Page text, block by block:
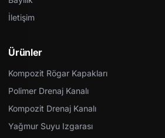
İletişim
Ürünler
Kompozit Rögar Kapakları
Polimer Drenaj Kanalı
Kompozit Drenaj Kanalı
Yağmur Suyu Izgarası